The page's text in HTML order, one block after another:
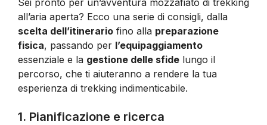
Sei pronto per un’avventura mozzafiato di trekking
all’aria aperta? Ecco una serie di consigli, dalla
scelta dell’itinerario fino alla preparazione
fisica, passando per l’equipaggiamento
essenziale e la gestione delle sfide lungo il
percorso, che ti aiuteranno a rendere la tua
esperienza di trekking indimenticabile.
1. Pianificazione e ricerca